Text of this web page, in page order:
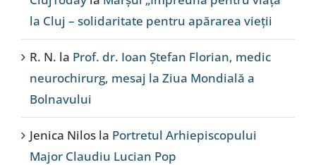
la Cluj – solidaritate pentru apărarea vieții
R. N. la Prof. dr. Ioan Ștefan Florian, medic
neurochirurg, mesaj la Ziua Mondială a
Bolnavului
Jenica Nilos la Portretul Arhiepiscopului
Major Claudiu Lucian Pop